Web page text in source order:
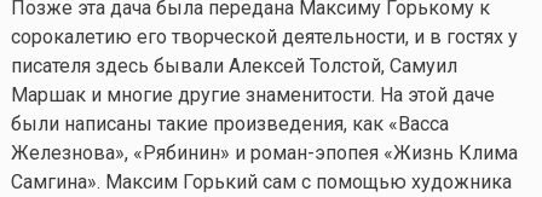
Позже эта дача была передана Максиму Горькому к
сорокалетию его творческой деятельности, и в гостях у
писателя здесь бывали Алексей Толстой, Самуил
Маршак и многие другие знаменитости. На этой даче
были написаны такие произведения, как «Васса
Железнова», «Рябинин» и роман-эпопея «Жизнь Клима
Самгина». Максим Горький сам с помощью художника